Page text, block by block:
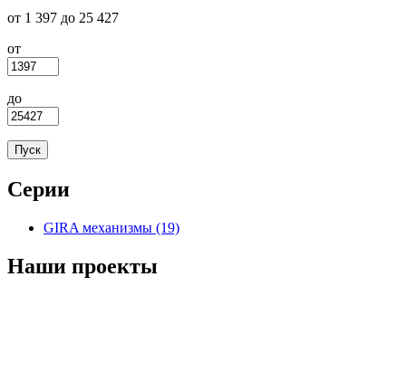
от 1 397 до 25 427
от
до
Серии
GIRA механизмы (19)
Наши проекты